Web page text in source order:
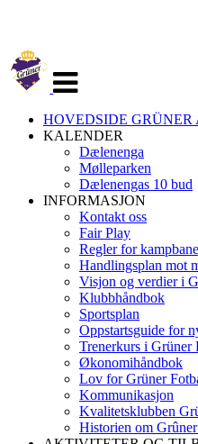
navigasjon
HOVEDSIDE GRÜNER
KALENDER
Dælenenga
Mølleparken
Dælenengas 10 bud
INFORMASJON
Kontakt oss
Fair Play
Regler for
Handlingsplan mot
Visjon og verdier i
Klubbhåndbok
Sportsplan
Oppstartsguide for
Trenerkurs i Grüner
Økonomihåndbok
Lov for Grüner
Kommunikasjon
Kvalitetsklubben
Historien om